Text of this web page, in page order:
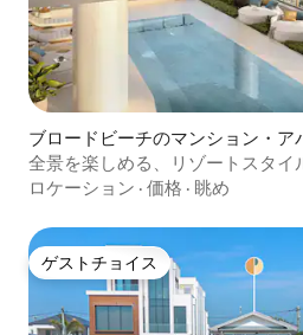
ブロードビーチのマンション・ア
全景を楽しめる、リゾートスタイ
ション・アパート
ロケーション · 価格 · 眺め
ゲストチョイス
ゲストチョイス